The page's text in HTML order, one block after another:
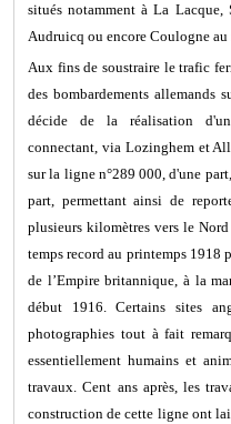
situés notamment à La Lacque,
Audruicq ou encore Coulogne
Aux fins de soustraire le trafic
des bombardements allemands
décide de la réalisation
connectant, via Lozinghem et
sur la ligne n°289 000, d'une
part, permettant ainsi de
plusieurs kilomètres vers le
temps record au printemps 1918
de l’Empire britannique, à la
début 1916. Certains sites
photographies tout à fait
essentiellement humains et
travaux. Cent ans après, les
construction de cette ligne ont